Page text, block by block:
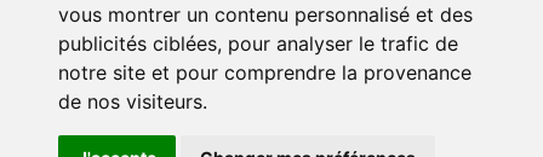
vous montrer un contenu personnalisé et des
publicités ciblées, pour analyser le trafic de
notre site et pour comprendre la provenance
de nos visiteurs.